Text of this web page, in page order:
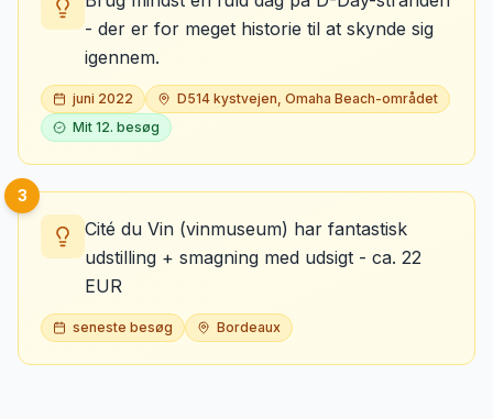
- der er for meget historie til at skynde sig
igennem.
juni 2022
D514 kystvejen, Omaha Beach-området
Mit 12. besøg
3
Cité du Vin (vinmuseum) har fantastisk
udstilling + smagning med udsigt - ca. 22
EUR
seneste besøg Bordeaux